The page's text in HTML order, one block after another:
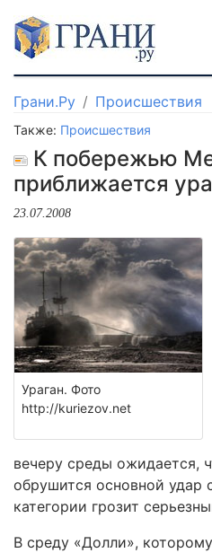
Грани.Ру Происшествия
Также: Происшествия
К побережью
приближается
23.07.2008
Ураган. Фото
http://kuriezov.net
вечеру среды ожидается,
обрушится основной удар
категории грозит
В среду «Долли»,